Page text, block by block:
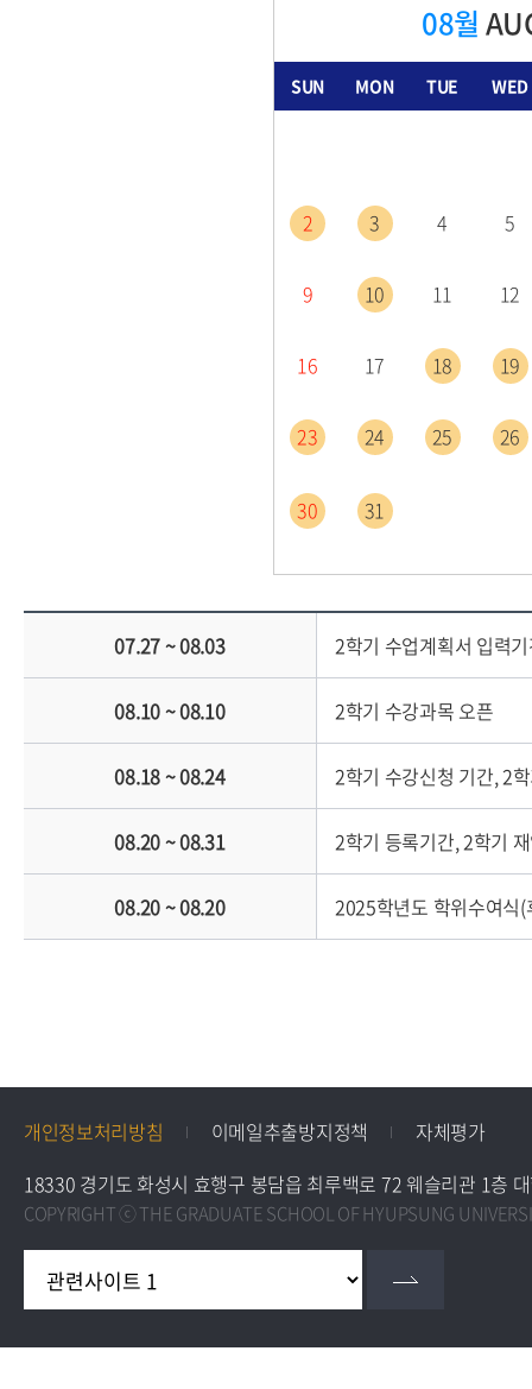
08월
SUN MON TUE WED
2 3 4 5
9 10 11 12
16 17 18 19
23 24 25 26
30 31
07.27 ~ 08.03 2학기 수업계획서 입력
08.10 ~ 08.10 2학기 수강과목 오픈
08.18 ~ 08.24 2학기 수강신청 기간, 2
08.20 ~ 08.31 2학기 등록기간, 2학기
08.20 ~ 08.20 2025학년도 학위수여식(
개인정보처리방침 이메일추출방지정책
자체평가
18330 경기도 화성시 효행구 봉담읍 최루백로 72 웨슬리관 1층
COPYRIGHT ⓒ THE GRADUATE SCHOOL OF HYUPSUNG